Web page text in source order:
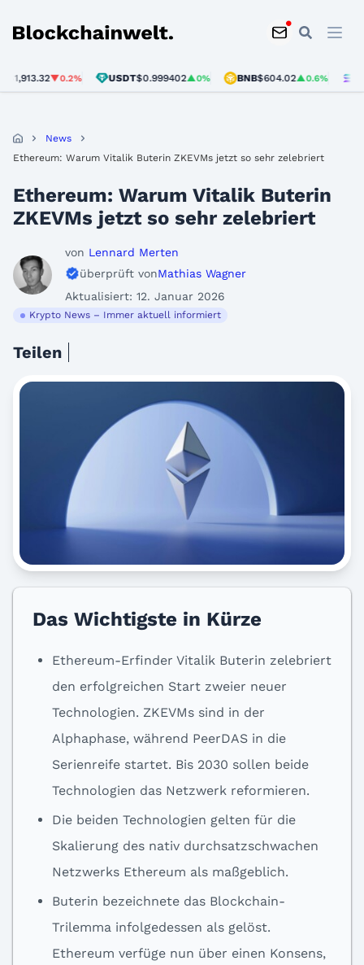
Blockchainwelt
▼0.2% USDT$0.999402▲0% BNB$604.02▲0.6% SOL
News
Ethereum: Warum Vitalik Buterin ZKEVMs jetzt so sehr zelebriert
Ethereum: Warum Vitalik Buterin
ZKEVMs jetzt so sehr zelebriert
von Lennard Merten
überprüft vonMathias Wagner
Aktualisiert: 12. Januar 2026
Krypto News – Immer aktuell informiert
Teilen
Das Wichtigste in Kürze
Ethereum-Erfinder Vitalik Buterin zelebriert
den erfolgreichen Start zweier neuer
Technologien. ZKEVMs sind in der
Alphaphase, während PeerDAS in die
Serienreife startet. Bis 2030 sollen beide
Technologien das Netzwerk reformieren.
Die beiden Technologien gelten für die
Skalierung des nativ durchsatzschwachen
Netzwerks Ethereum als maßgeblich.
Buterin bezeichnete das Blockchain-
Trilemma infolgedessen als gelöst.
Ethereum verfüge nun über einen Konsens,